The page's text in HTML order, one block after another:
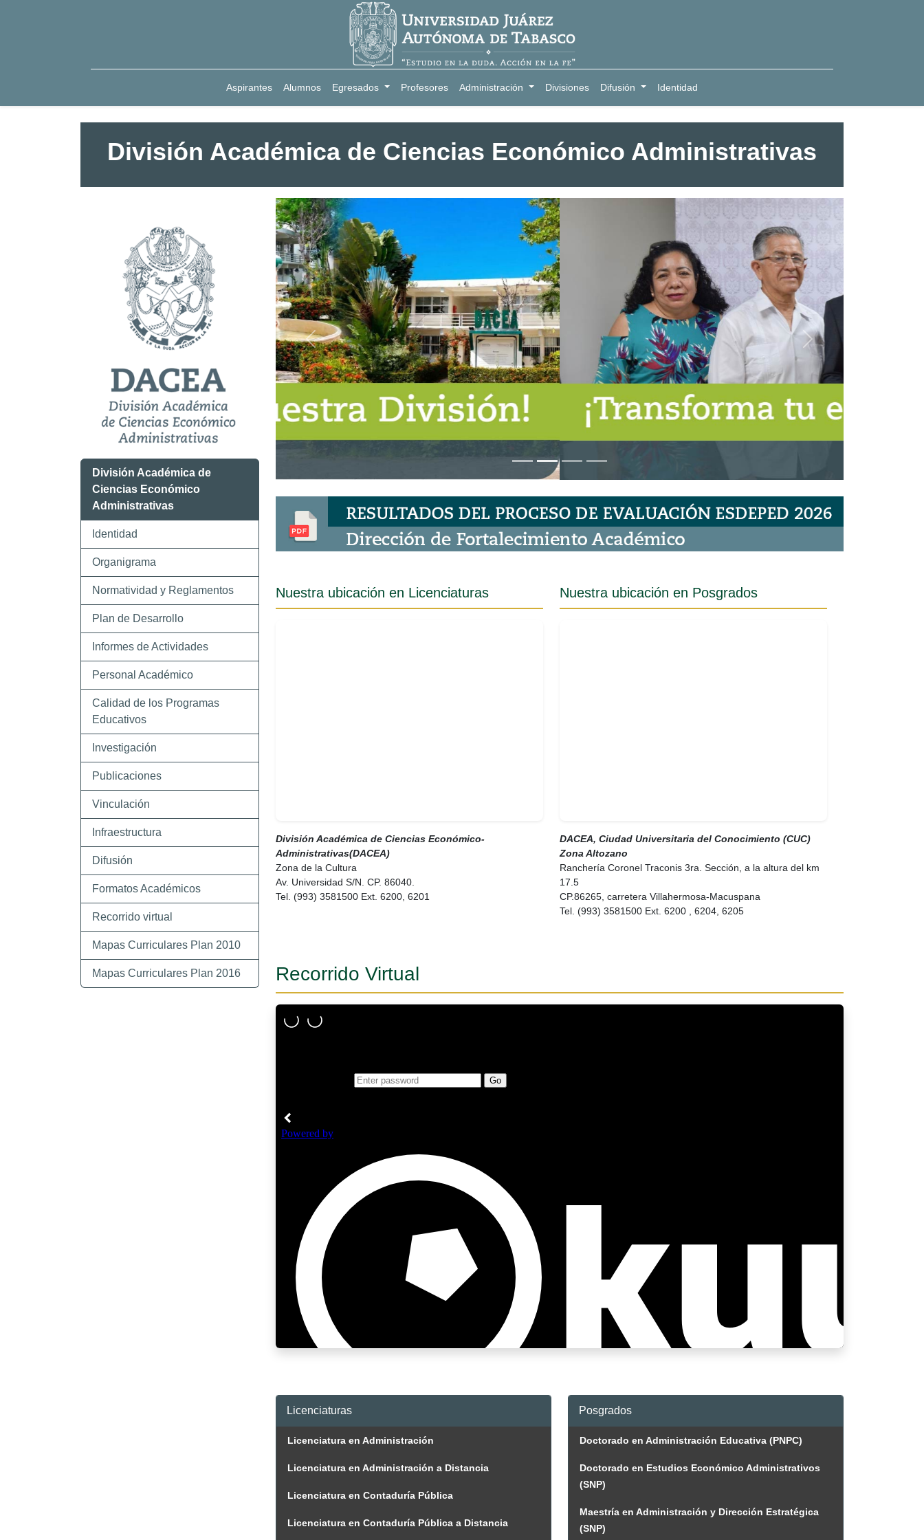
Aspirantes Alumnos Egresados Profesores Administración Divisiones Difusión Identidad
División Académica de Ciencias Económico Administrativas
División Académica de
Ciencias Económico
Administrativas
Identidad
Organigrama
Normatividad y Reglamentos
Plan de Desarrollo
Informes de Actividades
Personal Académico
Calidad de los Programas
Educativos
Investigación
Publicaciones
Vinculación
Infraestructura
Difusión
Formatos Académicos
Recorrido virtual
Mapas Curriculares Plan 2010
Mapas Curriculares Plan 2016
Anterior Siguiente
Nuestra ubicación en Licenciaturas
División Académica de Ciencias Económico-
Administrativas(DACEA)
Zona de la Cultura
Av. Universidad S/N. CP. 86040.
Tel. (993) 3581500 Ext. 6200, 6201
Nuestra ubicación en Posgrados
DACEA, Ciudad Universitaria del Conocimiento (CUC)
Zona Altozano
Ranchería Coronel Traconis 3ra. Sección, a la altura del km
17.5
CP.86265, carretera Villahermosa-Macuspana
Tel. (993) 3581500 Ext. 6200 , 6204, 6205
Recorrido Virtual
Licenciaturas
Licenciatura en Administración
Licenciatura en Administración a Distancia
Licenciatura en Contaduría Pública
Licenciatura en Contaduría Pública a Distancia
Posgrados
Doctorado en Administración Educativa (PNPC)
Doctorado en Estudios Económico Administrativos
(SNP)
Maestría en Administración y Dirección Estratégica
(SNP)